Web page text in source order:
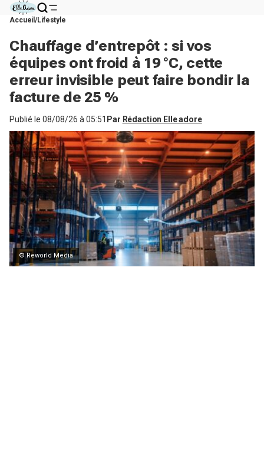
Accueil Lifestyle
Chauffage d’entrepôt : si vos
équipes ont froid à 19 °C, cette
erreur invisible peut faire bondir la
facture de 25 %
Publié le 08/08/26 à 05:51 Par Rédaction Elle adore
© Reworld Media